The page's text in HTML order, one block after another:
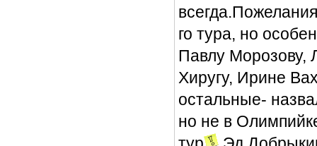
го тура, но
Павлу Морозову,
Хиругу, Ирине
остальные-
но не в